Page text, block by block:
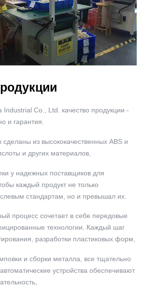
Co., Ltd. качество продукции -
и гарантия.
из высококачественных ABS и
и других материалов,
у надежных поставщиков для
каждый продукт не только
стандартам, но и превышал их.
процесс сочетает в себе передовые
технологии. Каждый шаг
разработки пластиковых форм,
и сборки металла, все тщательно
устройства обеспечивают